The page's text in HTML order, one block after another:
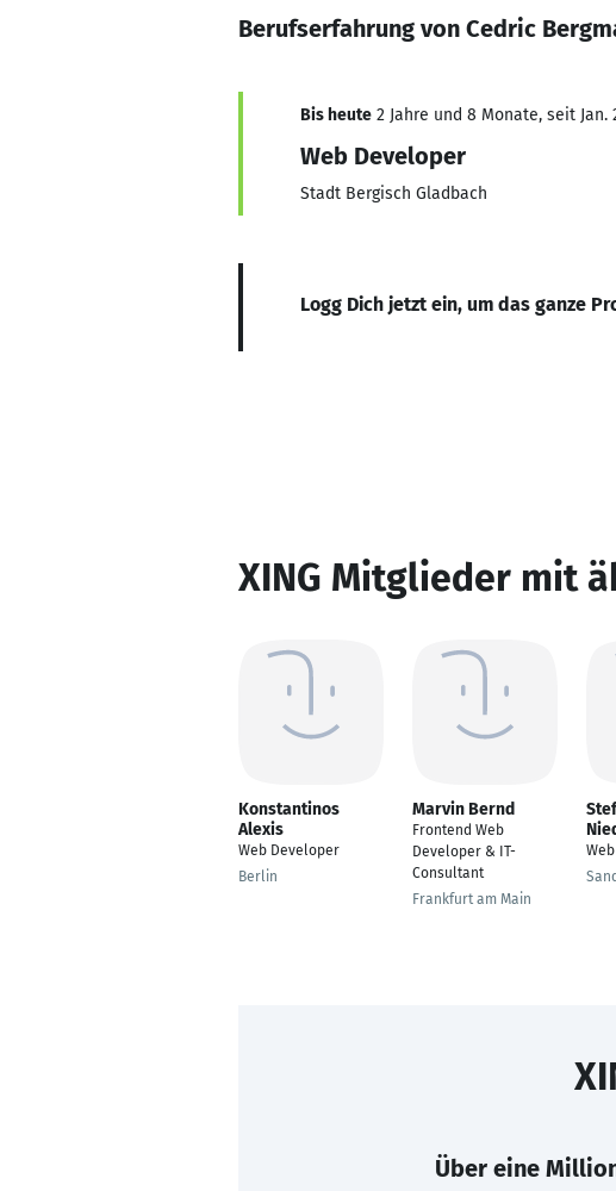
Berufserfahrung von Cedric
Bis heute 2 Jahre und 8 Monate, seit Jan.
Web Developer
Stadt Bergisch Gladbach
Logg Dich jetzt ein, um das ganze
XING Mitglieder mit
Konstantinos
Alexis
Web Developer
Berlin
Marvin Bernd
Frontend Web
Developer & IT-
Consultant
Frankfurt am Main
Über eine